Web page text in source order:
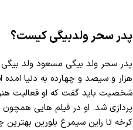
پدر سحر ولدبیگی کیست؟
پدر سحر ولد بیگی مسعود ولد
هزار و سیصد و چهارده به دنیا
شخصیت باید گفت که او فعالیت هنری
پردازی شد. او در فیلم هایی همچون
کرخه تا راین سیمرغ بلورین بهترین